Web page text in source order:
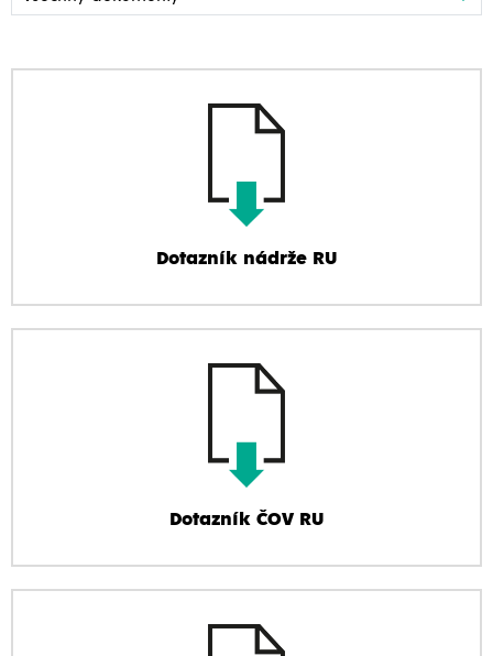
Dotazník nádrže RU
Dotazník ČOV RU